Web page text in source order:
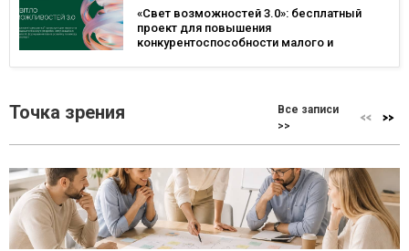
«Свет возможностей 3.0»: бесплатный
проект для повышения
конкурентоспособности малого и
Точка зрения
Все записи
>>